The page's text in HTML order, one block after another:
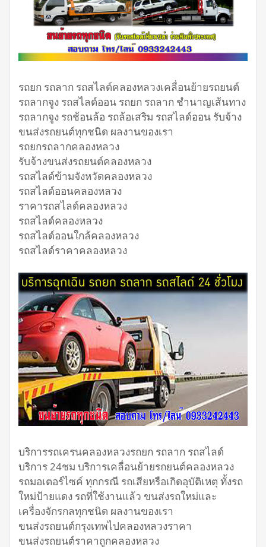
รถยก รถลาก รถสไลด์คลองหลวงเคลื่อนย้ายรถยนต์
รถลากจูง รถสไลด์ออน รถยก รถลาก ชำนาญเส้นทาง
รถลากจูง รถช้อนล้อ รถล้อเสริม รถสไลด์ออน รับจ้าง
ขนส่งรถยนต์ทุกชนิด ผลงานของเรา
รถยกรถลากคลองหลวง
รับจ้างขนส่งรถยนต์คลองหลวง
รถสไลด์ข้ามจังหวัดคลองหลวง
รถสไลด์ออนคลองหลวง
ราคารถสไลด์คลองหลวง
รถสไลด์คลองหลวง
รถสไลด์ออนใกล้คลองหลวง
รถสไลด์ราคาคลองหลวง
บริการรถเครนคลองหลวงรถยก รถลาก รถสไลด์
บริการ 24ชม บริการเคลื่อนย้ายรถยนต์คลองหลวง
รถมอเตอร์ไซค์ ทุกกรณี รถเสียหรือเกิดอุบัติเหตุ ทั้งรถ
ใหม่ป้ายแดง รถที่ใช้งานแล้ว ขนส่งรถใหม่และ
เครื่องจักรกลทุกชนิด ผลงานของเรา
ขนส่งรถยนต์กรุงเทพไปคลองหลวงราคา
ขนส่งรถยนต์ราคาถูกคลองหลวง